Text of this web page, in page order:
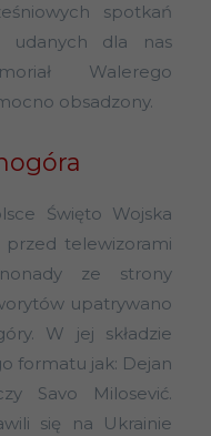
spotkań
dla nas
Walerego
obsadzony.
Święto Wojska
przed telewizorami
ze strony
upatrywano
W jej składzie
formatu jak: Dejan
Savo Milosević.
się na Ukrainie